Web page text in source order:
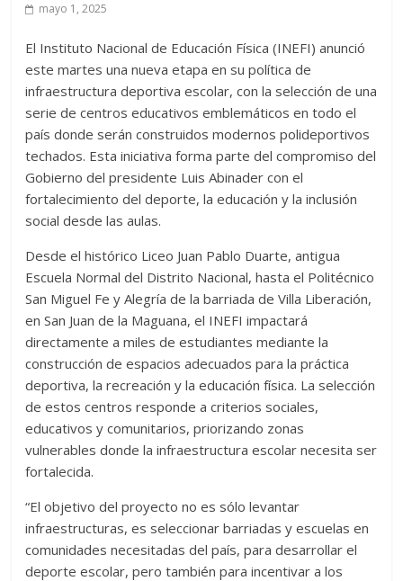
mayo 1, 2025
El Instituto Nacional de Educación Física (INEFI) anunció
este martes una nueva etapa en su política de
infraestructura deportiva escolar, con la selección de una
serie de centros educativos emblemáticos en todo el
país donde serán construidos modernos polideportivos
techados. Esta iniciativa forma parte del compromiso del
Gobierno del presidente Luis Abinader con el
fortalecimiento del deporte, la educación y la inclusión
social desde las aulas.
Desde el histórico Liceo Juan Pablo Duarte, antigua
Escuela Normal del Distrito Nacional, hasta el Politécnico
San Miguel Fe y Alegría de la barriada de Villa Liberación,
en San Juan de la Maguana, el INEFI impactará
directamente a miles de estudiantes mediante la
construcción de espacios adecuados para la práctica
deportiva, la recreación y la educación física. La selección
de estos centros responde a criterios sociales,
educativos y comunitarios, priorizando zonas
vulnerables donde la infraestructura escolar necesita ser
fortalecida.
“El objetivo del proyecto no es sólo levantar
infraestructuras, es seleccionar barriadas y escuelas en
comunidades necesitadas del país, para desarrollar el
deporte escolar, pero también para incentivar a los